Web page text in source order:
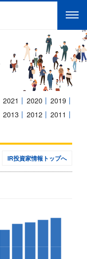
2021 2020
2019
2013 2012
2011
IR投資家情報トップへ